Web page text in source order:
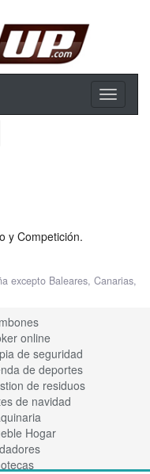
Toggle
y Competición.
excepto Baleares, Canarias,
online
de seguridad
de deportes
de residuos
de navidad
Hogar